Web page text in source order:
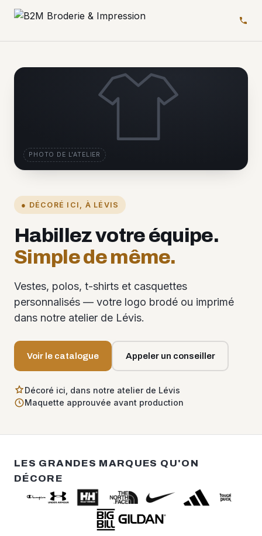
● DÉCORÉ ICI, À LÉVIS
Habillez votre équipe.
Simple de même.
Vestes, polos, t-shirts et casquettes
personnalisés — votre logo brodé ou imprimé
dans notre atelier de Lévis.
Voir le catalogue Appeler un conseiller
Décoré ici, dans notre atelier de Lévis
Maquette approuvée avant production
PHOTO DE L'ATELIER
LES GRANDES MARQUES QU'ON
DÉCORE